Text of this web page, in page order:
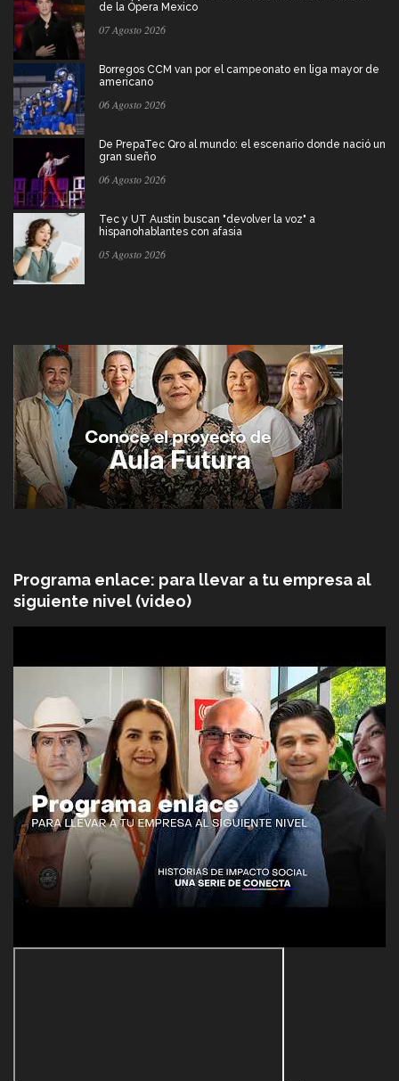
de la Ópera Mexico
07 Agosto 2026
Borregos CCM van por el campeonato en liga mayor de
americano
06 Agosto 2026
De PrepaTec Qro al mundo: el escenario donde nació un
gran sueño
06 Agosto 2026
Tec y UT Austin buscan "devolver la voz" a
hispanohablantes con afasia
05 Agosto 2026
Programa enlace: para llevar a tu empresa al
siguiente nivel (video)